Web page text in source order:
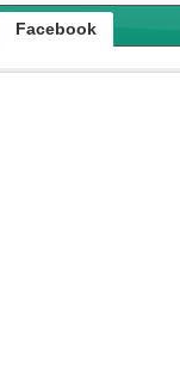
Facebook